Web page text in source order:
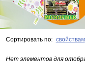
Сортировать по: свойствам
Нет элементов для